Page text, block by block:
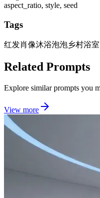
aspect_ratio, style, seed
Tags
红发肖像沐浴泡泡乡村浴室
Related Prompts
Explore similar prompts you
View more